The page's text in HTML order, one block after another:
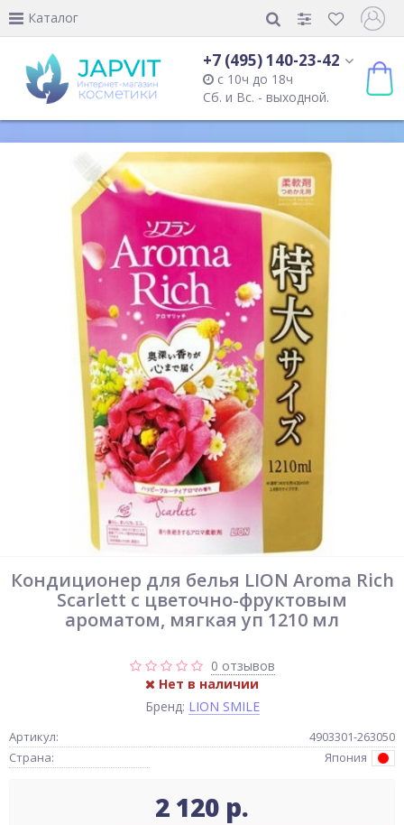
Каталог
+7 (495) 140-23-42
с 10ч до 18ч
Сб. и Вс. - выходной.
Кондиционер для белья LION Aroma Rich
Scarlett с цветочно-фруктовым
ароматом, мягкая уп 1210 мл
0 отзывов
Нет в наличии
Бренд: LION SMILE
Артикул:
4903301-263050
Страна:
Япония
2 120 р.